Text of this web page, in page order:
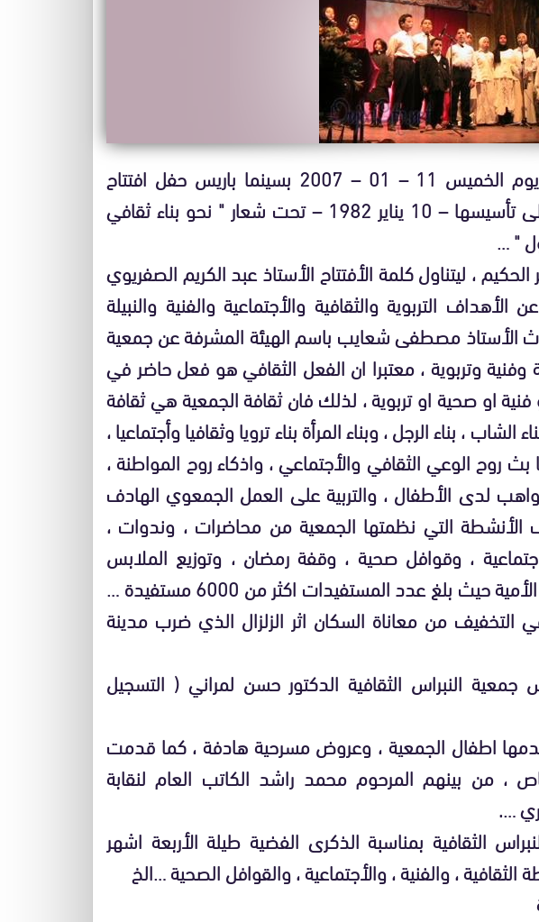
نظمت جمعية النبراس الثقافية يوم الخميس 11 – 01 – 2007 بسينما باريس حفل افتتاح
الذكرى الفضية لمرور 25 سنة على تأسيسها – 10 يناير 1982 – تحت شعار " نحو بناء ثقافي
" …
، ليتناول كلمة الأفتتاح الأستاذ عبد الكريم الصفريوي
التربوية والثقافية والأجتماعية والفنية والنبيلة
الأستاذ مصطفى شعايب باسم الهيئة المشرفة عن جمعية
وفنية وتربوية ، معتبرا ان الفعل الثقافي هو فعل حاضر في
او صحية او تربوية ، لذلك فان ثقافة الجمعية هي ثقافة
الشاب ، بناء الرجل ، وبناء المرأة بناء ترويا وثقافيا وأجتماعيا ،
روح الوعي الثقافي والأجتماعي ، واذكاء روح المواطنة ،
لدى الأطفال ، والتربية على العمل الجمعوي الهادف
التي نظمتها الجمعية من محاضرات ، وندوات ،
، وقوافل صحية ، وقفة رمضان ، وتوزيع الملابس
والأفرشة ، والمساهمة في محو الأمية حيث بلغ عدد المستفيدات اكثر من 6000 مستفيدة …
من معاناة السكان اثر الزلزال الذي ضرب مدينة
النبراس الثقافية الدكتور حسن لمراني ( التسجيل
اطفال الجمعية ، وعروض مسرحية هادفة ، كما قدمت
، من بينهم المرحوم محمد راشد الكاتب العام لنقابة
….
الثقافية بمناسبة الذكرى الفضية طيلة الأربعة اشهر
، والفنية ، والأجتماعية ، والقوافل الصحية …الخ